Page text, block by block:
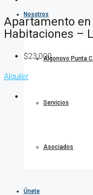
Nosotros
Algonovo Punta
Servicios
Asociados
Únete
Apartamento
Habitaciones –
$23,000
Alquiler